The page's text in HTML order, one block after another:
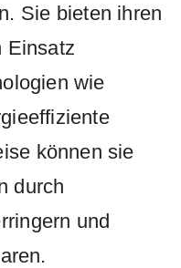
Sie ‍bieten ihren
Einsatz
wie
können ‍sie⁢
durch
⁤und​